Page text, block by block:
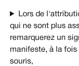
Lors de
qui ne sont plus
remarquerez un
manifeste, à la fois
souris,